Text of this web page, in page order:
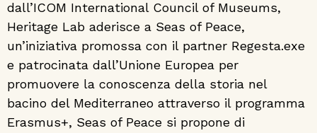
dall’ICOM International Council of Museums,
Heritage Lab aderisce a Seas of Peace,
un’iniziativa promossa con il partner Regesta.exe
e patrocinata dall’Unione Europea per
promuovere la conoscenza della storia nel
bacino del Mediterraneo attraverso il programma
Erasmus+, Seas of Peace si propone di